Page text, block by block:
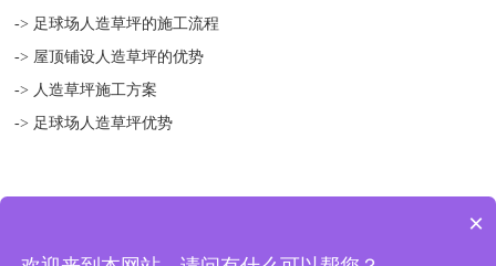
-> 足球场人造草坪的施工流程
-> 屋顶铺设人造草坪的优势
-> 人造草坪施工方案
-> 足球场人造草坪优势
版权所有 © 2018-2021 扬州绿宝人造草坪有限公司 地址：中国 江苏
×